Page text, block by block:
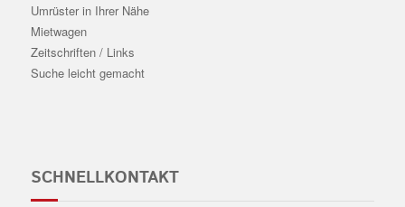
Umrüster in Ihrer Nähe
Mietwagen
Zeitschriften / Links
Suche leicht gemacht
SCHNELLKONTAKT